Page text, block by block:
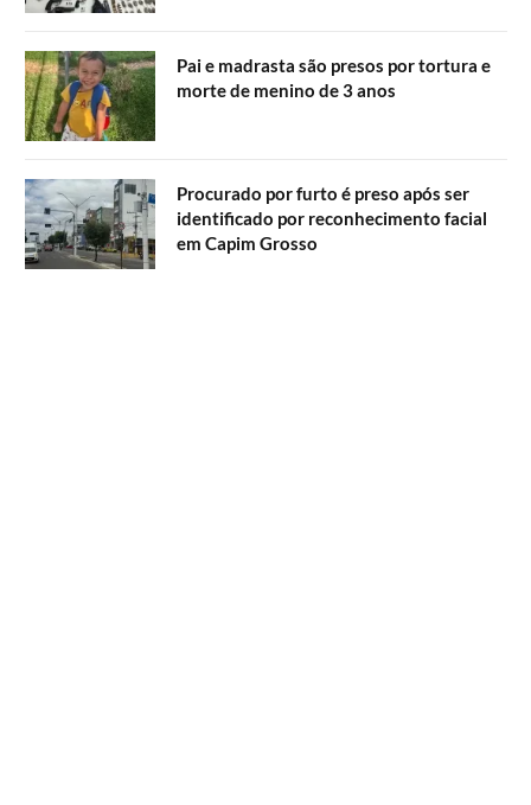
Pai e madrasta são presos por tortura e
morte de menino de 3 anos
Procurado por furto é preso após ser
identificado por reconhecimento facial
em Capim Grosso